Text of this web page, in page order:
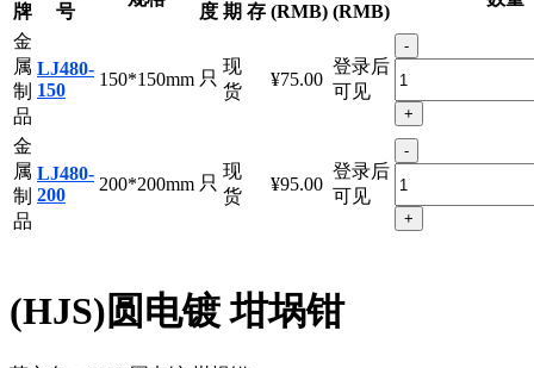
品
牌
商品编
纯 货 库 销售价 折扣价
金
属
制
品
LJ480-
现
登录后
-
+
金
属
制
LJ480-
现
登录后
-
(HJS)圆电镀 坩埚钳